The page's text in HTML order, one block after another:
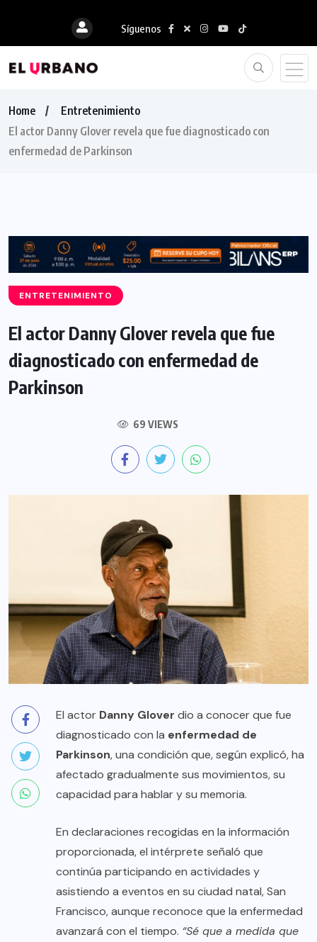
Síguenos
Home
Entretenimiento
El actor Danny Glover revela que fue diagnosticado con
enfermedad de Parkinson
ENTRETENIMIENTO
El actor Danny Glover revela que fue
diagnosticado con enfermedad de
Parkinson
69 VIEWS
El actor Danny Glover dio a conocer que fue
diagnosticado con la enfermedad de
Parkinson, una condición que, según explicó, ha
afectado gradualmente sus movimientos, su
capacidad para hablar y su memoria.
En declaraciones recogidas en la información
proporcionada, el intérprete señaló que
continúa participando en actividades y
asistiendo a eventos en su ciudad natal, San
Francisco, aunque reconoce que la enfermedad
avanzará con el tiempo. “Sé que a medida que